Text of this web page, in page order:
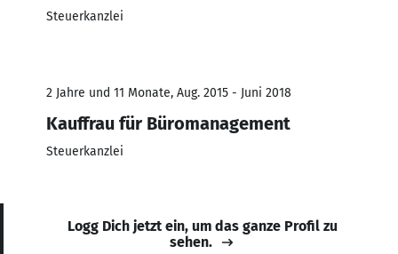
Steuerkanzlei
2 Jahre und 11 Monate, Aug. 2015 - Juni 2018
Kauffrau für Büromanagement
Steuerkanzlei
Logg Dich jetzt ein, um das ganze Profil zu
sehen.